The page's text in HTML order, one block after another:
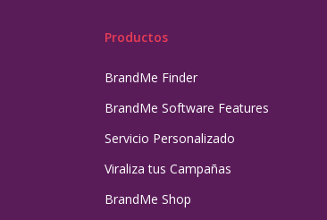
Productos
BrandMe Finder
BrandMe Software Features
Servicio Personalizado
Viraliza tus Campañas
BrandMe Shop